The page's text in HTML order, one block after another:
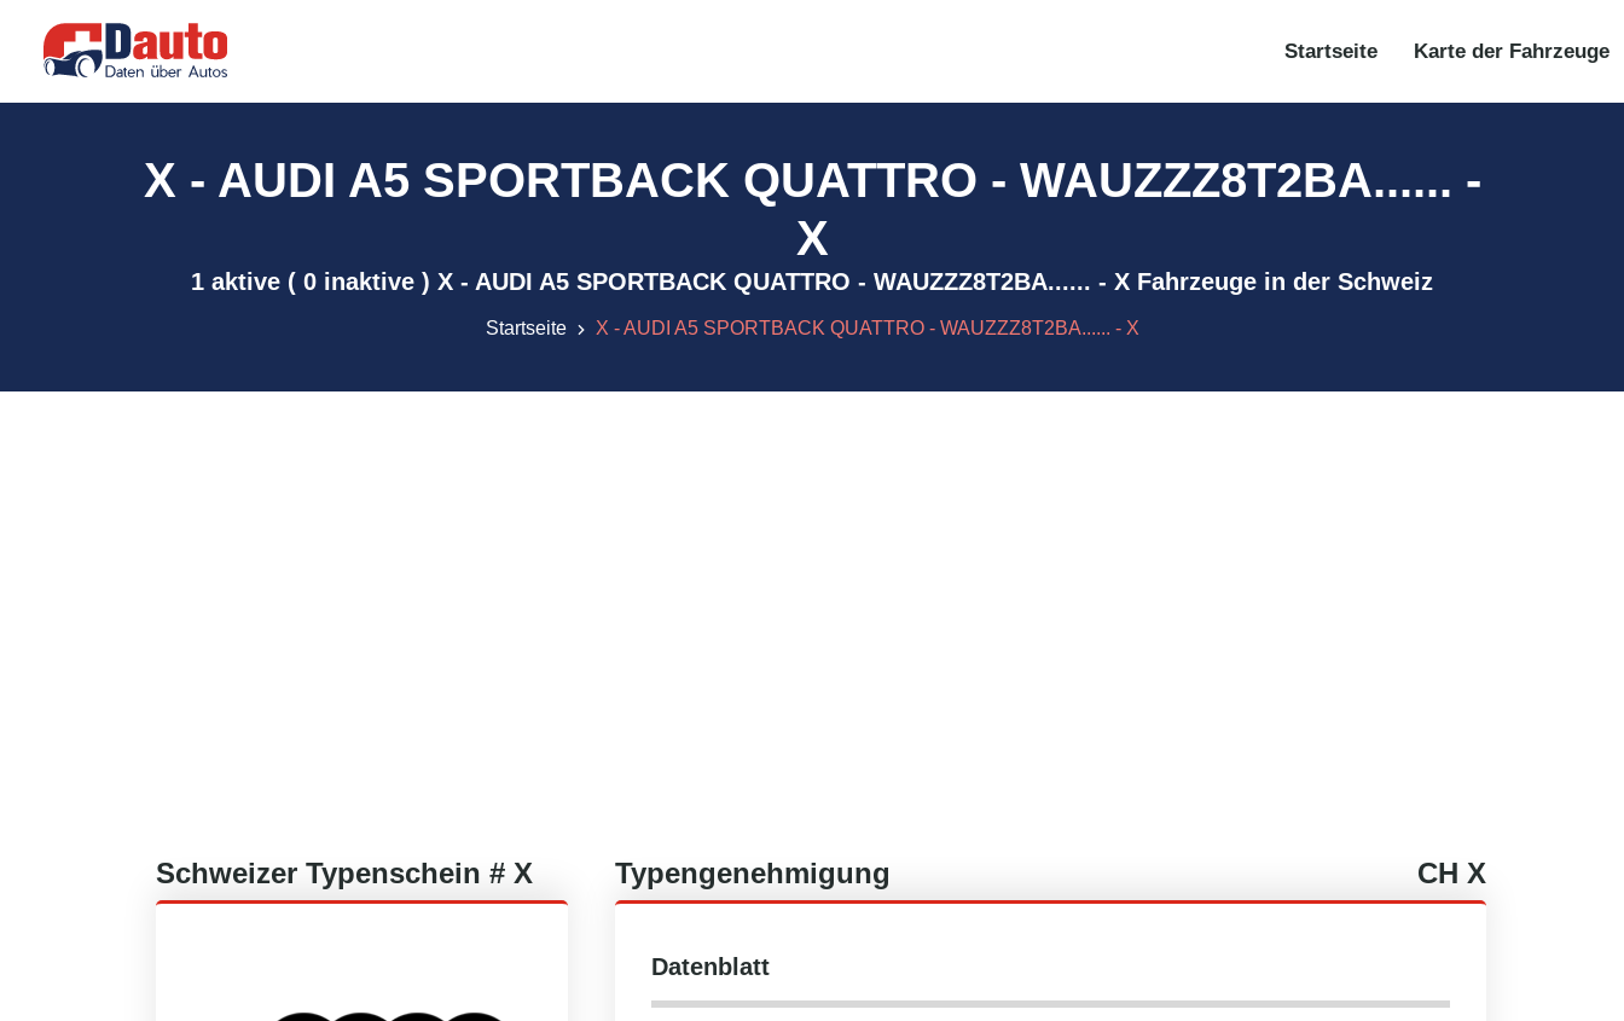
Startseite Karte der Fahrzeuge
X - AUDI A5 SPORTBACK QUATTRO - WAUZZZ8T2BA...... -
X
1 aktive ( 0 inaktive ) X - AUDI A5 SPORTBACK QUATTRO - WAUZZZ8T2BA...... - X Fahrzeuge in der Schweiz
Startseite X - AUDI A5 SPORTBACK QUATTRO - WAUZZZ8T2BA...... - X
Schweizer Typenschein # X Typengenehmigung CH X
Datenblatt